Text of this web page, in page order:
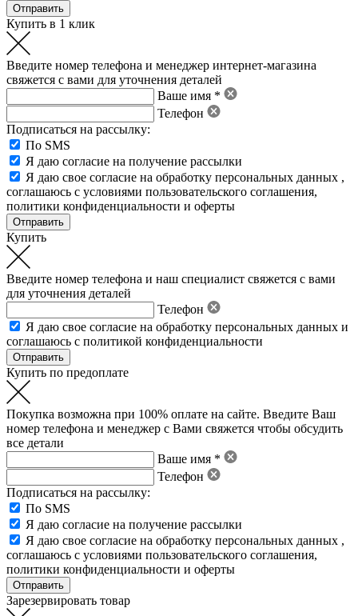
Купить в 1 клик
Введите номер телефона и менеджер интернет-магазина
свяжется с вами для уточнения деталей
Ваше имя *
Телефон
Подписаться на рассылку:
По SMS
Я даю согласие на получение рассылки
Я даю свое согласие на обработку персональных данных ,
соглашаюсь с условиями пользовательского соглашения,
политики конфиденциальности и оферты
Купить
Введите номер телефона и наш специалист свяжется с вами
для уточнения деталей
Телефон
Я даю свое согласие на обработку персональных данных и
соглашаюсь с политикой конфиденциальности
Купить по предоплате
Покупка возможна при 100% оплате на сайте. Введите Ваш
номер телефона и менеджер с Вами свяжется чтобы обсудить
все детали
Ваше имя *
Телефон
Подписаться на рассылку:
По SMS
Я даю согласие на получение рассылки
Я даю свое согласие на обработку персональных данных ,
соглашаюсь с условиями пользовательского соглашения,
политики конфиденциальности и оферты
Зарезервировать товар